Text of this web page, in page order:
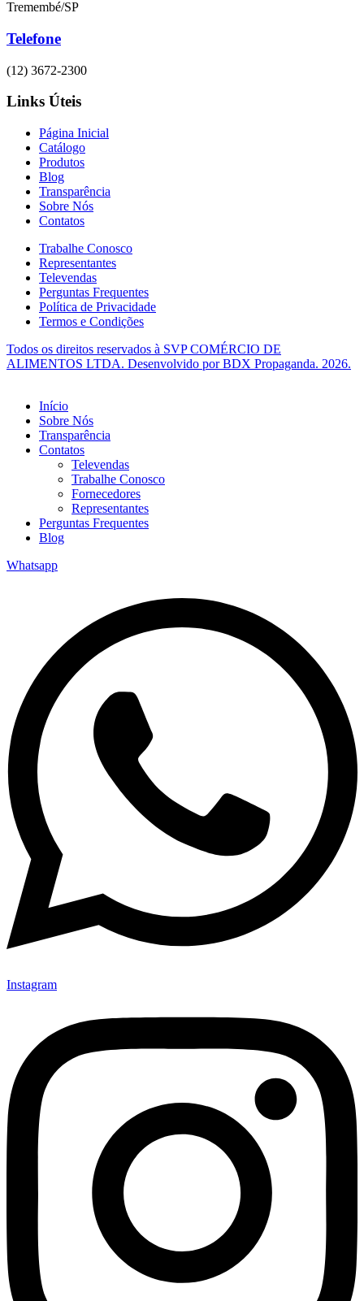
Tremembé/SP
Telefone
(12) 3672-2300
Links Úteis
Página Inicial
Catálogo
Produtos
Blog
Transparência
Sobre Nós
Contatos
Trabalhe Conosco
Representantes
Televendas
Perguntas Frequentes
Política de Privacidade
Termos e Condições
Todos os direitos reservados à SVP COMÉRCIO DE
ALIMENTOS LTDA. Desenvolvido porBDX Propaganda. 2026.
Início
Sobre Nós
Transparência
Contatos
Televendas
Trabalhe Conosco
Fornecedores
Representantes
Perguntas Frequentes
Blog
Whatsapp
Instagram